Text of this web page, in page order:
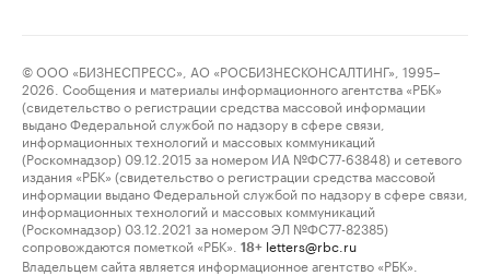
© ООО «БИЗНЕСПРЕСС», АО «РОСБИЗНЕСКОНСАЛТИНГ», 1995–
2026. Сообщения и материалы информационного агентства «РБК»
(свидетельство о регистрации средства массовой информации
выдано Федеральной службой по надзору в сфере связи,
информационных технологий и массовых коммуникаций
(Роскомнадзор) 09.12.2015 за номером ИА №ФС77-63848) и сетевого
издания «РБК» (свидетельство о регистрации средства массовой
информации выдано Федеральной службой по надзору в сфере связи,
информационных технологий и массовых коммуникаций
(Роскомнадзор) 03.12.2021 за номером ЭЛ №ФС77-82385)
сопровождаются пометкой «РБК».
18+ letters@rbc.ru
Владельцем сайта является информационное агентство «РБК».